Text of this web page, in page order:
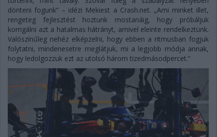
dönteni fogunk” – idézi Mekiest a Crash.net. „Ami minket illet,
rengeteg fejlesztést hoztunk mostanáig, hogy próbáljuk
korrigálni azt a hatalmas hátrányt, amivel eleinte rendelkeztünk.
Valószínűleg nehéz elképzelni, hogy ebben a ritmusban fogjuk
folytatni, mindenesetre meglátjuk, mi a legjobb módja annak,
hogy ledolgozzuk ezt az utolsó három tizedmásodpercet.”